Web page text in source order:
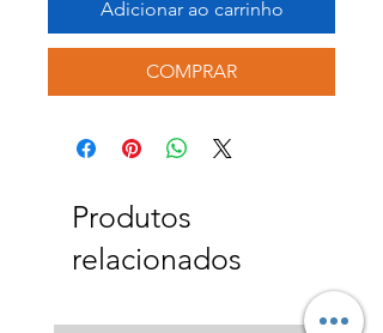
Adicionar ao carrinho
COMPRAR
Produtos
relacionados